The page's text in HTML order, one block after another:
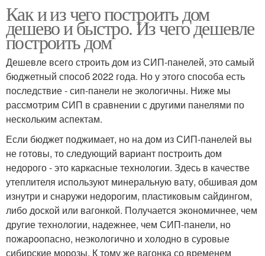
Как и из чего построить дом
дешево и быстро. Из чего дешевле
построить дом
Дешевле всего строить дом из СИП-панелей, это самый
бюджетный способ 2022 года. Но у этого способа есть
последствие - сип-панели не экологичны. Ниже мы
рассмотрим СИП в сравнении с другими панелями по
нескольким аспектам.
Если бюджет поджимает, но на дом из СИП-панелей вы
не готовы, то следующий вариант построить дом
недорого - это каркасные технологии. Здесь в качестве
утеплителя используют минеральную вату, обшивая дом
изнутри и снаружи недорогим, пластиковым сайдингом,
либо доской или вагонкой. Получается экономичнее, чем
другие технологии, надежнее, чем СИП-панели, но
пожароопасно, неэкологично и холодно в суровые
сибирские морозы. К тому же вагонка со временем